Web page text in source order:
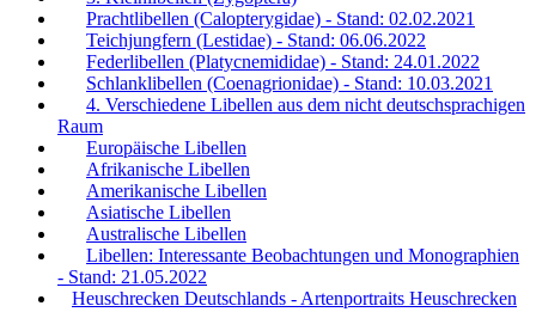
Prachtlibellen (Calopterygidae) - Stand: 02.02.2021
Teichjungfern (Lestidae) - Stand: 06.06.2022
Federlibellen (Platycnemididae) - Stand: 24.01.2022
Schlanklibellen (Coenagrionidae) - Stand: 10.03.2021
4. Verschiedene Libellen aus dem nicht deutschsprachigen
Raum
Europäische Libellen
Afrikanische Libellen
Amerikanische Libellen
Asiatische Libellen
Australische Libellen
Libellen: Interessante Beobachtungen und Monographien
- Stand: 21.05.2022
Heuschrecken Deutschlands - Artenportraits Heuschrecken